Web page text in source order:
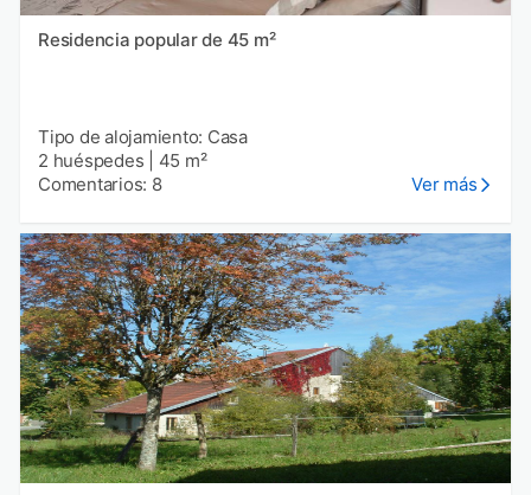
Residencia popular de 45 m²
Tipo de alojamiento: Casa
2 huéspedes
45 m²
Comentarios: 8
Ver más